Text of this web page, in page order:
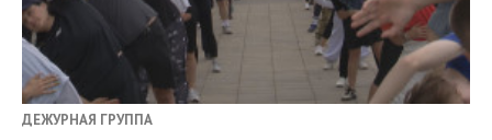
ДЕЖУРНАЯ ГРУППА